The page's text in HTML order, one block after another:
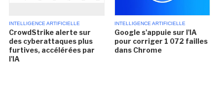
INTELLIGENCE ARTIFICIELLE
CrowdStrike alerte sur
des cyberattaques plus
furtives, accélérées par
l'IA
INTELLIGENCE ARTIFICIELLE
Google s'appuie sur l'IA
pour corriger 1 072 failles
dans Chrome